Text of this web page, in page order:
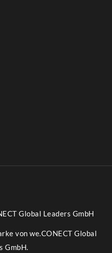
Global Leaders GmbH
von we.CONECT Global
GmbH.